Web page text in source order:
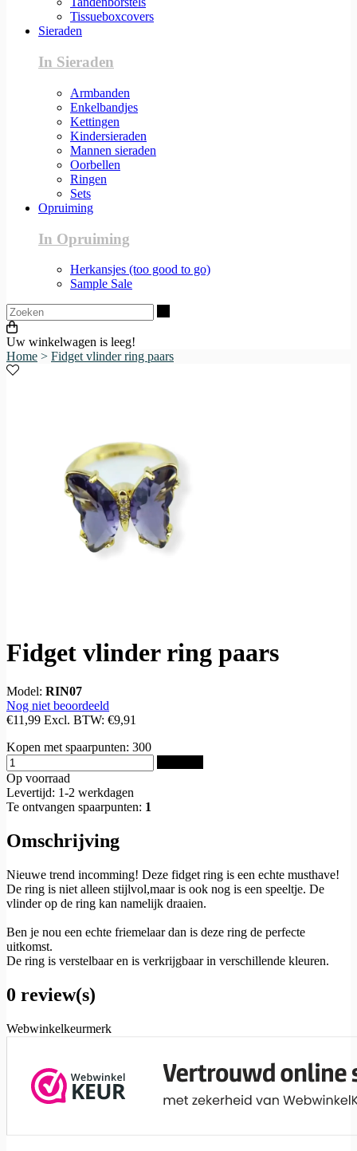
Tissueboxcovers
Sieraden
In Sieraden
Armbanden
Enkelbandjes
Kettingen
Kindersieraden
Mannen sieraden
Oorbellen
Ringen
Sets
Opruiming
In Opruiming
Herkansjes (too good to go)
Sample Sale
Uw winkelwagen is leeg!
Home > Fidget vlinder ring paars
Fidget vlinder ring paars
Model: RIN07
Nog niet beoordeeld
€11,99 Excl. BTW: €9,91
Kopen met spaarpunten: 300
Op voorraad
Levertijd: 1-2 werkdagen
Te ontvangen spaarpunten: 1
Omschrijving
Nieuwe trend incomming! Deze fidget ring is een echte musthave!
De ring is niet alleen stijlvol,maar is ook nog is een speeltje. De
vlinder op de ring kan namelijk draaien.
Ben je nou een echte friemelaar dan is deze ring de perfecte
uitkomst.
De ring is verstelbaar en is verkrijgbaar in verschillende kleuren.
0 review(s)
Webwinkelkeurmerk